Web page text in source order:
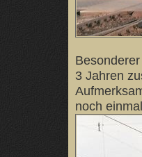
3 Jahren
noch